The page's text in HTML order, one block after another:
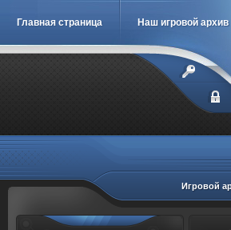
Главная страница Наш игровой архив
Игровой